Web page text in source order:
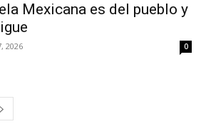
Mexicana es del pueblo y
2026 0